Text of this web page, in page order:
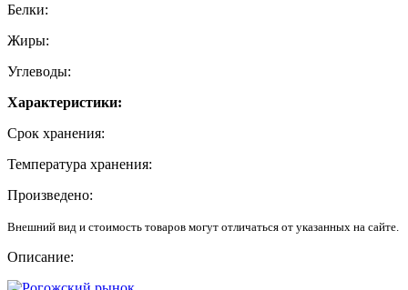
Белки:
Жиры:
Углеводы:
Характеристики:
Срок хранения:
Температура хранения:
Произведено:
Внешний вид и стоимость товаров могут отличаться от указанных на сайте.
Описание: